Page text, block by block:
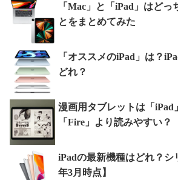
「Mac」と「iPad」はどっ
とをまとめてみた
「オススメのiPad」は？
どれ？
漫画用タブレットは「iPad
「Fire」より読みやすい？
iPadの最新機種はどれ？シ
年3月時点】